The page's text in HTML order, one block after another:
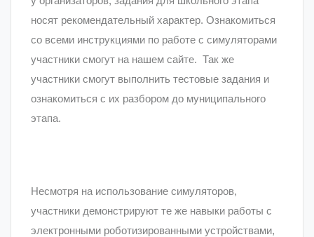
носят рекомендательный характер. Ознакомиться
со всеми инструкциями по работе с симуляторами
участники смогут на нашем сайте. Так же
участники смогут выполнить тестовые задания и
ознакомиться с их разбором до муниципального
этапа.
Несмотря на использование симуляторов,
участники демонстрируют те же навыки работы с
электронными роботизированными устройствами,